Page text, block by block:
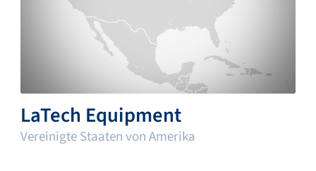
LaTech Equipment
Vereinigte Staaten von Amerika